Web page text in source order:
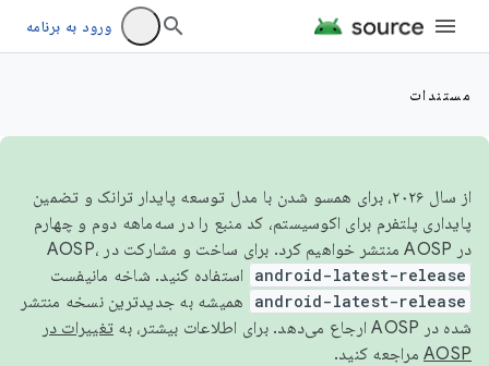
ورود به برنامه
مستندات
از سال ۲۰۲۶، برای همسو شدن با مدل توسعه پایدار ترانک و تضمین
پایداری پلتفرم برای اکوسیستم، کد منبع را در سه‌ماهه دوم و چهارم
در AOSP منتشر خواهیم کرد. برای ساخت و مشارکت در AOSP،
android-latest-release استفاده کنید. شاخه مانیفست
android-latest-release
همیشه به جدیدترین نسخه منتشر
شده در AOSP ارجاع می‌دهد. برای اطلاعات بیشتر، به
تغییرات در
AOSP مراجعه کنید.